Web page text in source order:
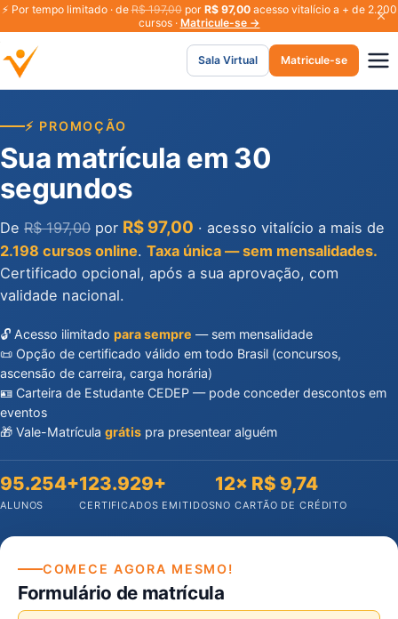
⚡ Por tempo limitado · deR$ 197,00por R$ 97,00acesso vitalício a + de 2.200
cursos · Matricule-se →
Sala Virtual Matricule-se
⚡ PROMOÇÃO
Sua matrícula em 30
segundos
De R$ 197,00 por R$ 97,00 · acesso vitalício a mais de
2.198 cursos online. Taxa única — sem mensalidades.
Certificado opcional, após a sua aprovação, com
validade nacional.
🔓 Acesso ilimitado para sempre — sem mensalidade
📜 Opção de certificado válido em todo Brasil (concursos,
ascensão de carreira, carga horária)
🪪 Carteira de Estudante CEDEP — pode conceder descontos em
eventos
🎁 Vale-Matrícula grátis pra presentear alguém
95.254+
ALUNOS
123.929+
CERTIFICADOS EMITIDOS
12× R$ 9,74
NO CARTÃO DE CRÉDITO
COMECE AGORA MESMO!
Formulário de matrícula